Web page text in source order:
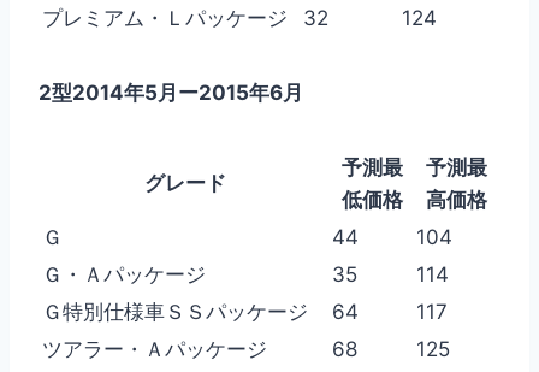
プレミアム・Ｌパッケージ 32 124
2型2014年5月ー2015年6月
グレード
予測最
低価格
予測最
高価格
Ｇ
44
104
Ｇ・Ａパッケージ
35
114
Ｇ特別仕様車ＳＳパッケージ
64
117
ツアラー・Ａパッケージ
68
125